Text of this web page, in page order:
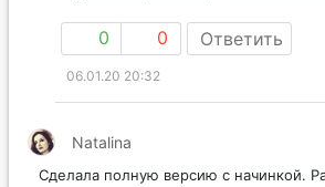
0 0 Ответить
06.01.20 20:32
Natalina
Сделала полную версию с начинкой.